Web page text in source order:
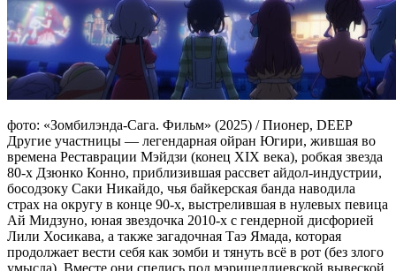
фото: «Зомбилэнда-Сага. Фильм» (2025) / Пионер, DEEP
Другие участницы — легендарная ойран Югири, жившая во
времена Реставрации Мэйдзи (конец XIX века), робкая звезда
80-х Дзюнко Конно, приблизившая рассвет айдол-индустрии,
босодзоку Саки Никайдо, чья байкерская банда наводила
страх на округу в конце 90-х, выстрелившая в нулевых певица
Ай Мидзуно, юная звездочка 2010-х с гендерной дисфорией
Лили Хосикава, а также загадочная Таэ Ямада, которая
продолжает вести себя как зомби и тянуть всё в рот (без злого